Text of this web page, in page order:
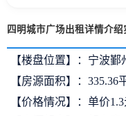
四明城市广场出租详情介绍
【楼盘位置】：宁波
【房源面积】：335.36
【价格情况】：单价